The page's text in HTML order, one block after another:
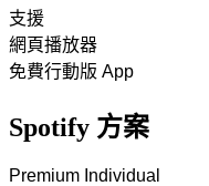
支援
網頁播放器
免費行動版 App
Spotify 方案
Premium Individual